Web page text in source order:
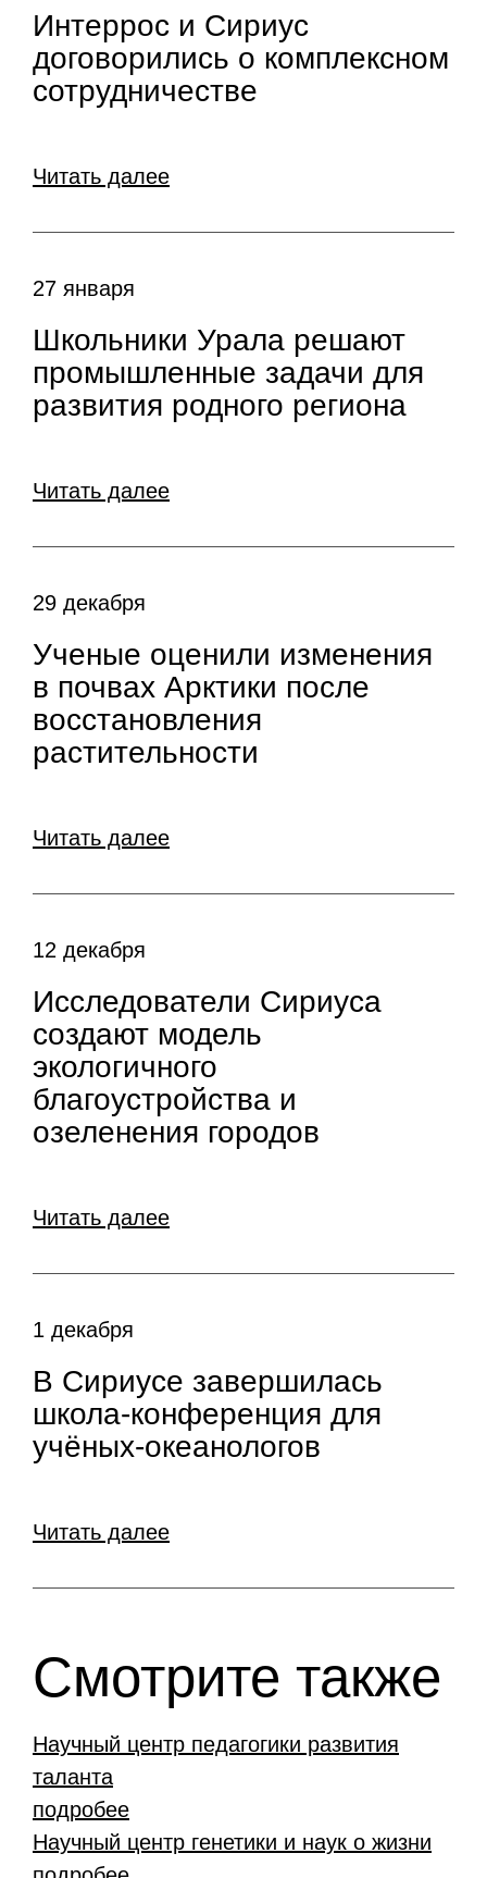
Интеррос и Сириус
договорились о комплексном
сотрудничестве
Читать далее
27 января
Школьники Урала решают
промышленные задачи для
развития родного региона
Читать далее
29 декабря
Ученые оценили изменения
в почвах Арктики после
восстановления
растительности
Читать далее
12 декабря
Исследователи Сириуса
создают модель
экологичного
благоустройства и
озеленения городов
Читать далее
1 декабря
В Сириусе завершилась
школа-конференция для
учёных-океанологов
Читать далее
Смотрите также
Научный центр педагогики развития
таланта
подробее
Научный центр генетики и наук о жизни